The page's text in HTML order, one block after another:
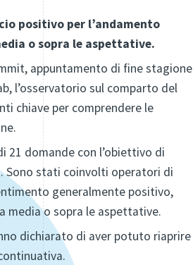
positivo per l’andamento
o sopra le aspettative.
appuntamento di fine stagione
l’osservatorio sul comparto del
chiave per comprendere le
21 domande con l’obiettivo di
Sono stati coinvolti operatori di
generalmente positivo,
media o sopra le aspettative.
dichiarato di aver potuto riaprire